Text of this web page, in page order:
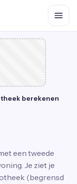
berekenen
een tweede
Je ziet je
(begrensd